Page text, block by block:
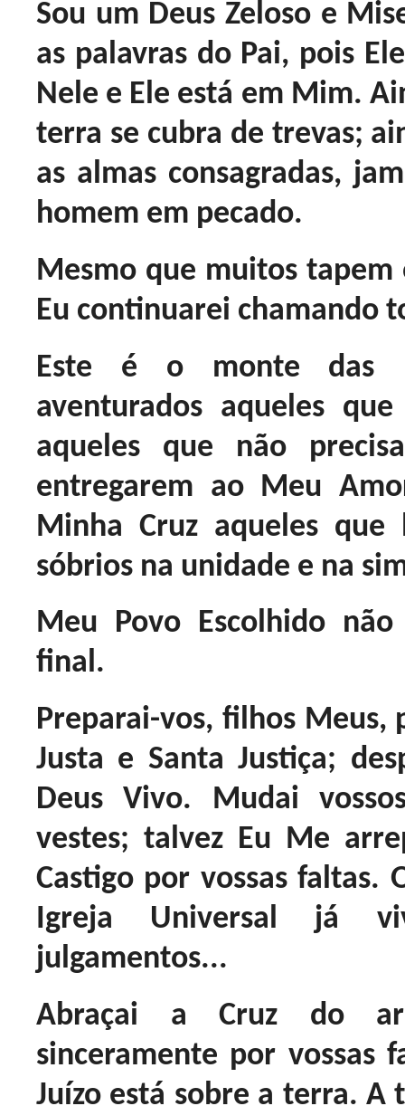
Sou um Deus Zeloso e
as palavras do Pai, pois
Nele e Ele está em Mim.
terra se cubra de trevas;
as almas consagradas,
homem em pecado.
Mesmo que muitos
Eu continuarei chamando
Este é o monte das
aventurados aqueles
aqueles que não
entregarem ao Meu
Minha Cruz aqueles
sóbrios na unidade e na
Meu Povo Escolhido
final.
Preparai-vos, filhos Meus,
Justa e Santa Justiça;
Deus Vivo. Mudai
vestes; talvez Eu Me
Castigo por vossas faltas.
Igreja Universal já
julgamentos...
Abraçai a Cruz do
sinceramente por vossas
Juízo está sobre a terra. A